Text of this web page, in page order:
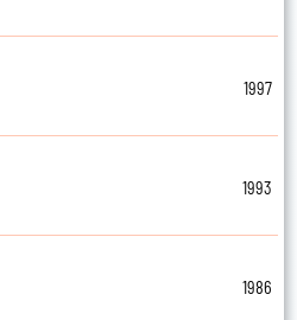
1997
1993
1986